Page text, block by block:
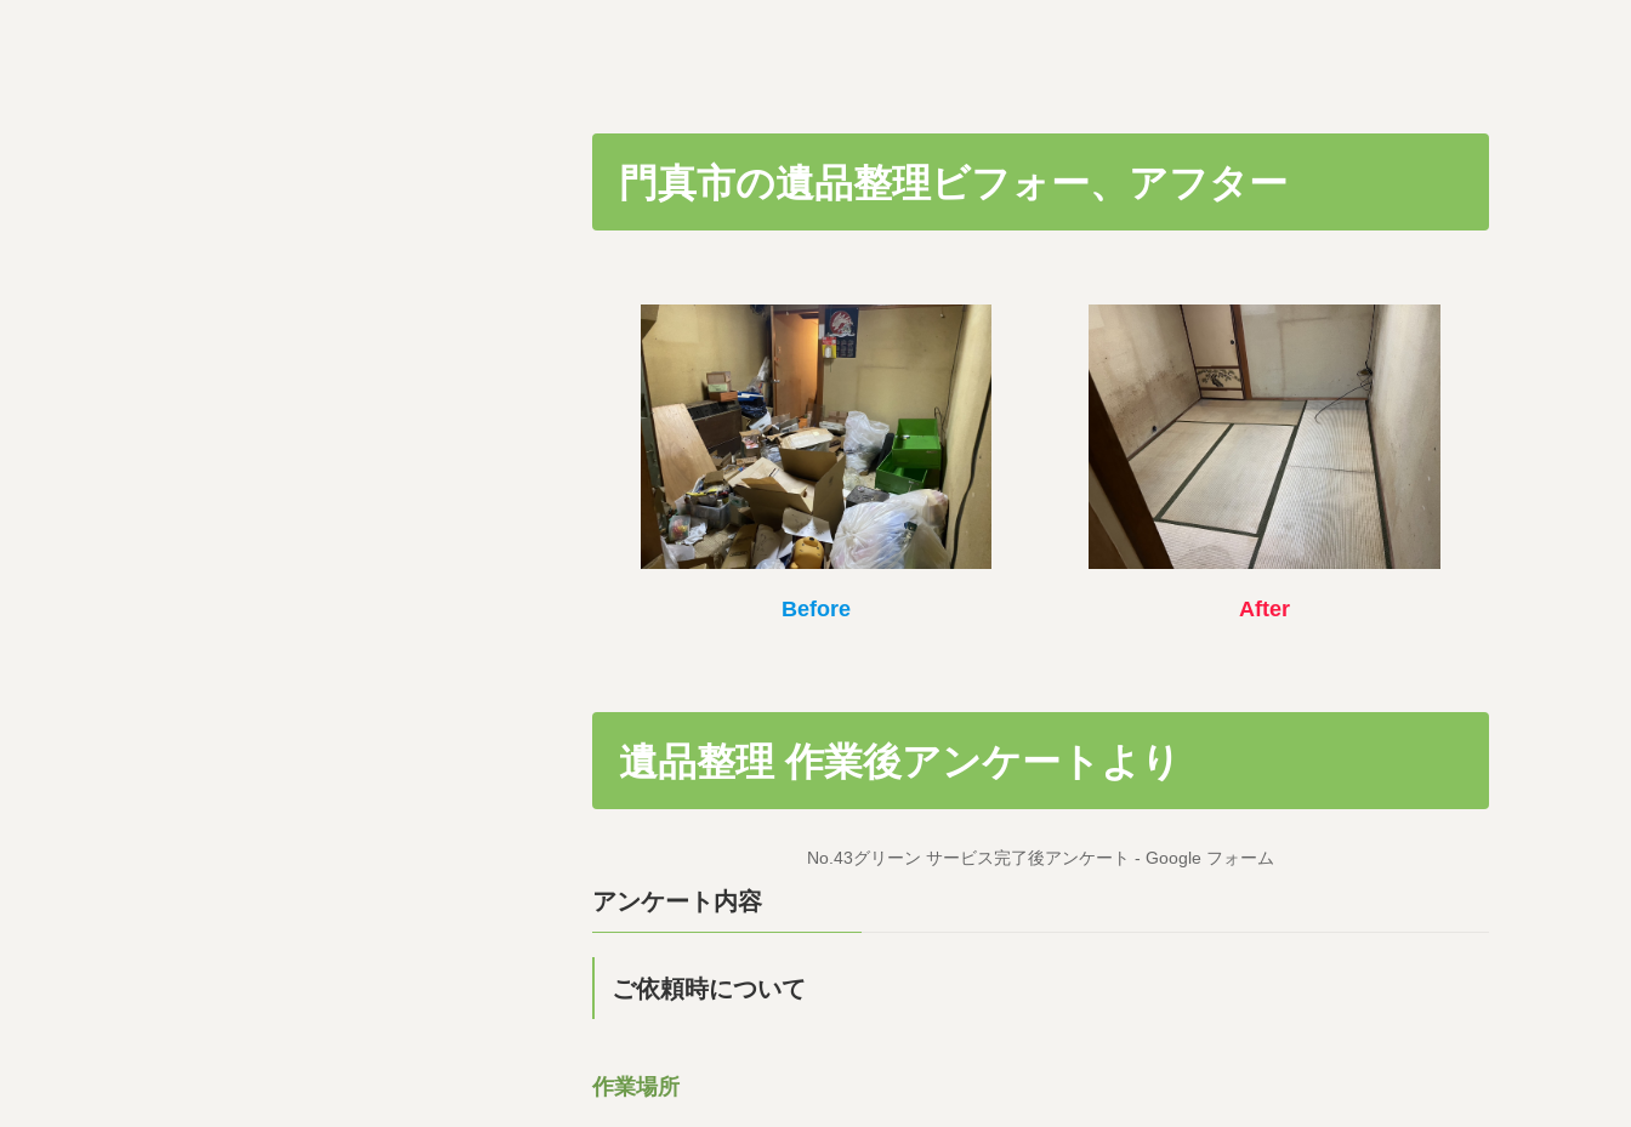
:
門真市の遺品整理ビフォー、アフター
Before After
遺品整理 作業後アンケートより
No.43グリーン サービス完了後アンケート - Google フォーム
アンケート内容
ご依頼時について
作業場所